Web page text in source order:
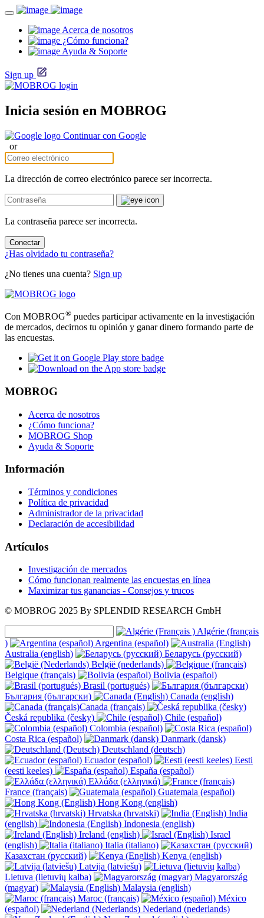
Acerca de nosotros
¿Cómo funciona?
Ayuda & Soporte
Sign up
Inicia sesión en MOBROG
Continuar con Google
or
La dirección de correo electrónico parece ser incorrecta.
La contraseña parece ser incorrecta.
Conectar
¿Has olvidado tu contraseña?
¿No tienes una cuenta? Sign up
Con MOBROG® puedes participar activamente en la investigación
de mercados, decirnos tu opinión y ganar dinero formando parte de
las encuestas.
MOBROG
Acerca de nosotros
¿Cómo funciona?
MOBROG Shop
Ayuda & Soporte
Información
Términos y condiciones
Política de privacidad
Administrador de la privacidad
Declaración de accesibilidad
Artículos
Investigación de mercados
Cómo funcionan realmente las encuestas en línea
Maximizar tus ganancias - Consejos y trucos
© MOBROG 2025 By SPLENDID RESEARCH GmbH
Algérie (français
)
Argentina (español)
Australia (english)
Беларусь (русский)
België (nederlands)
Belgique (français)
Bolivia (español)
Brasil (portugués)
България (български)
Canada (english)
Canada (français)
Česká republika (česky)
Chile (español)
Colombia (español)
Costa Rica (español)
Danmark (dansk)
Deutschland (deutsch)
Ecuador (español)
Eesti
(eesti keeles)
España (español)
Ελλάδα (ελληνικά)
France (français)
Guatemala (español)
Hong Kong (english)
Hrvatska (hrvatski)
India
(english)
Indonesia (english)
Ireland (english)
Israel
(english)
Italia (italiano)
Казахстан (русский)
Kenya (english)
Latvija (latviešu)
Lietuva (lietuvių kalba)
Magyarország
(magyar)
Malaysia (english)
Maroc (français)
México
(español)
Nederland (nederlands)